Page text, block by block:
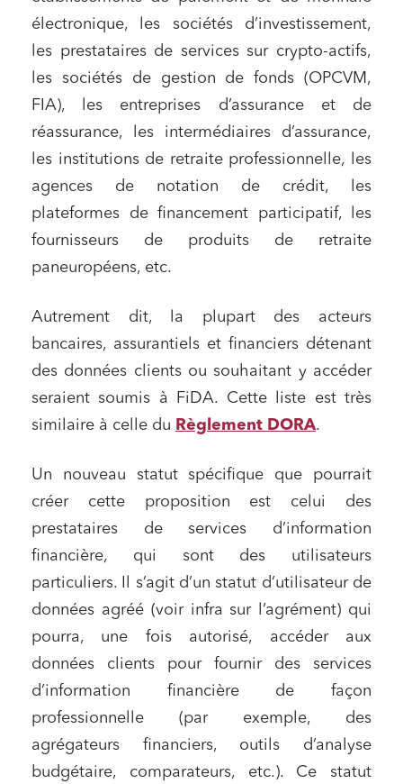
électronique, les sociétés d’investissement,
les prestataires de services sur crypto-actifs,
les sociétés de gestion de fonds (OPCVM,
FIA), les entreprises d’assurance et de
réassurance, les intermédiaires d’assurance,
les institutions de retraite professionnelle, les
agences de notation de crédit, les
plateformes de financement participatif, les
fournisseurs de produits de retraite
paneuropéens, etc.
Autrement dit, la plupart des acteurs
bancaires, assurantiels et financiers détenant
des données clients ou souhaitant y accéder
seraient soumis à FiDA. Cette liste est très
similaire à celle du Règlement DORA.
Un nouveau statut spécifique que pourrait
créer cette proposition est celui des
prestataires de services d’information
financière, qui sont des utilisateurs
particuliers. Il s’agit d’un statut d’utilisateur de
données agréé (voir infra sur l’agrément) qui
pourra, une fois autorisé, accéder aux
données clients pour fournir des services
d’information financière de façon
professionnelle (par exemple, des
agrégateurs financiers, outils d’analyse
budgétaire, comparateurs, etc.). Ce statut